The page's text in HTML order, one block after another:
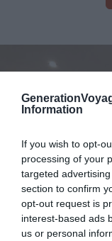
Information
If you wish to opt-
processing of your
targeted
section to confirm
opt-out request is
interest-based ads
us or personal